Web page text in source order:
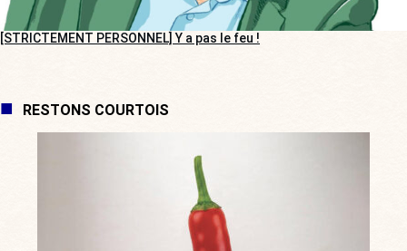
[STRICTEMENT PERSONNEL] Y a pas le feu !
RESTONS COURTOIS